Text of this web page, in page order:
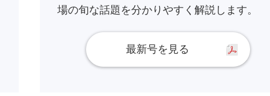
場の旬な話題を分かりやすく解説します。
最新号を見る